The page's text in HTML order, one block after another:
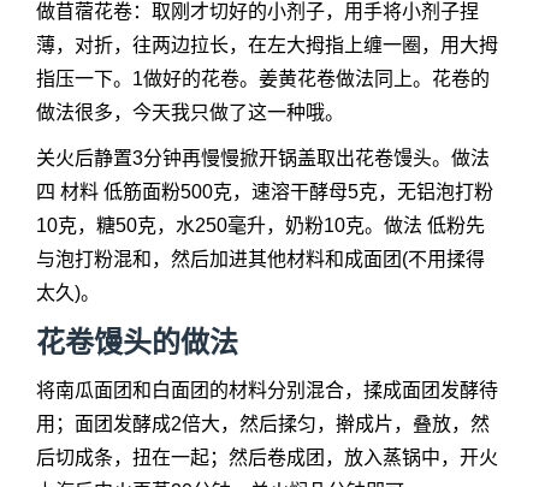
做苜蓿花卷：取刚才切好的小剂子，用手将小剂子捏
薄，对折，往两边拉长，在左大拇指上缠一圈，用大拇
指压一下。1做好的花卷。姜黄花卷做法同上。花卷的
做法很多，今天我只做了这一种哦。
关火后静置3分钟再慢慢掀开锅盖取出花卷馒头。做法
四 材料 低筋面粉500克，速溶干酵母5克，无铝泡打粉
10克，糖50克，水250毫升，奶粉10克。做法 低粉先
与泡打粉混和，然后加进其他材料和成面团(不用揉得
太久)。
花卷馒头的做法
将南瓜面团和白面团的材料分别混合，揉成面团发酵待
用；面团发酵成2倍大，然后揉匀，擀成片，叠放，然
后切成条，扭在一起；然后卷成团，放入蒸锅中，开火